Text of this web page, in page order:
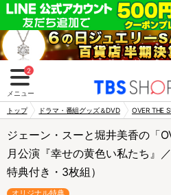
2
メニュー
トップ ドラマ・番組グッズ＆DVD OVER THE
ジェーン・スーと堀井美香の「
月公演『幸せの黄色い私たち』
特典付き・3枚組）